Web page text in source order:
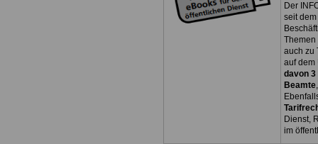
Der
seit
Themen
auch zu
auf dem
davon 3
Beamte
Dienst,
im